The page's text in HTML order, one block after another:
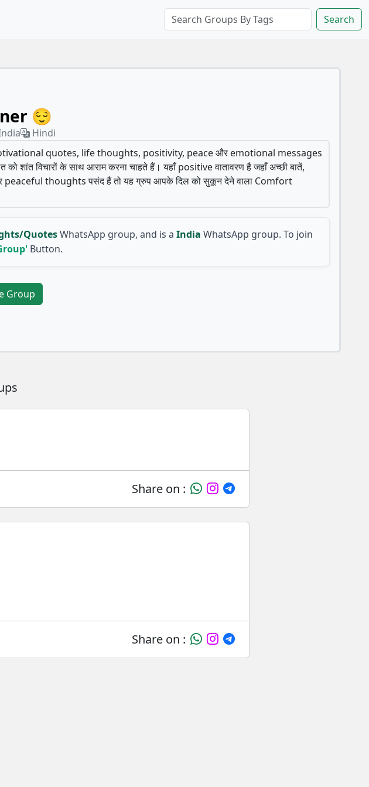
Search
😌
Hindi
quotes, life thoughts, positivity, peace और emotional messages
शांत विचारों के साथ आराम करना चाहते हैं। यहाँ positive वातावरण है जहाँ अच्छी बातें,
thoughts पसंद हैं तो यह ग्रुप आपके दिल को सुकून देने वाला Comfort
QuotesWhatsApp group, and is a India WhatsApp group. To join
Button.
Group
Share on :
Share on :